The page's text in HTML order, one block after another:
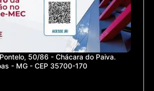
50/86 - Chácara do Paiva.
- MG - CEP 35700-170